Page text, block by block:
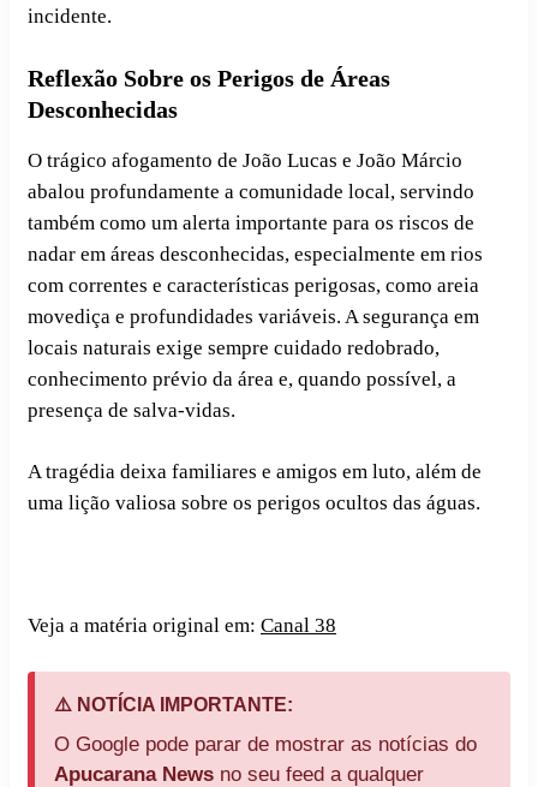
incidente.
Reflexão Sobre os Perigos de Áreas
Desconhecidas
O trágico afogamento de João Lucas e João Márcio
abalou profundamente a comunidade local, servindo
também como um alerta importante para os riscos de
nadar em áreas desconhecidas, especialmente em rios
com correntes e características perigosas, como areia
movediça e profundidades variáveis. A segurança em
locais naturais exige sempre cuidado redobrado,
conhecimento prévio da área e, quando possível, a
presença de salva-vidas.
A tragédia deixa familiares e amigos em luto, além de
uma lição valiosa sobre os perigos ocultos das águas.
Veja a matéria original em: Canal 38
⚠️ NOTÍCIA IMPORTANTE:
O Google pode parar de mostrar as notícias do
Apucarana News no seu feed a qualquer